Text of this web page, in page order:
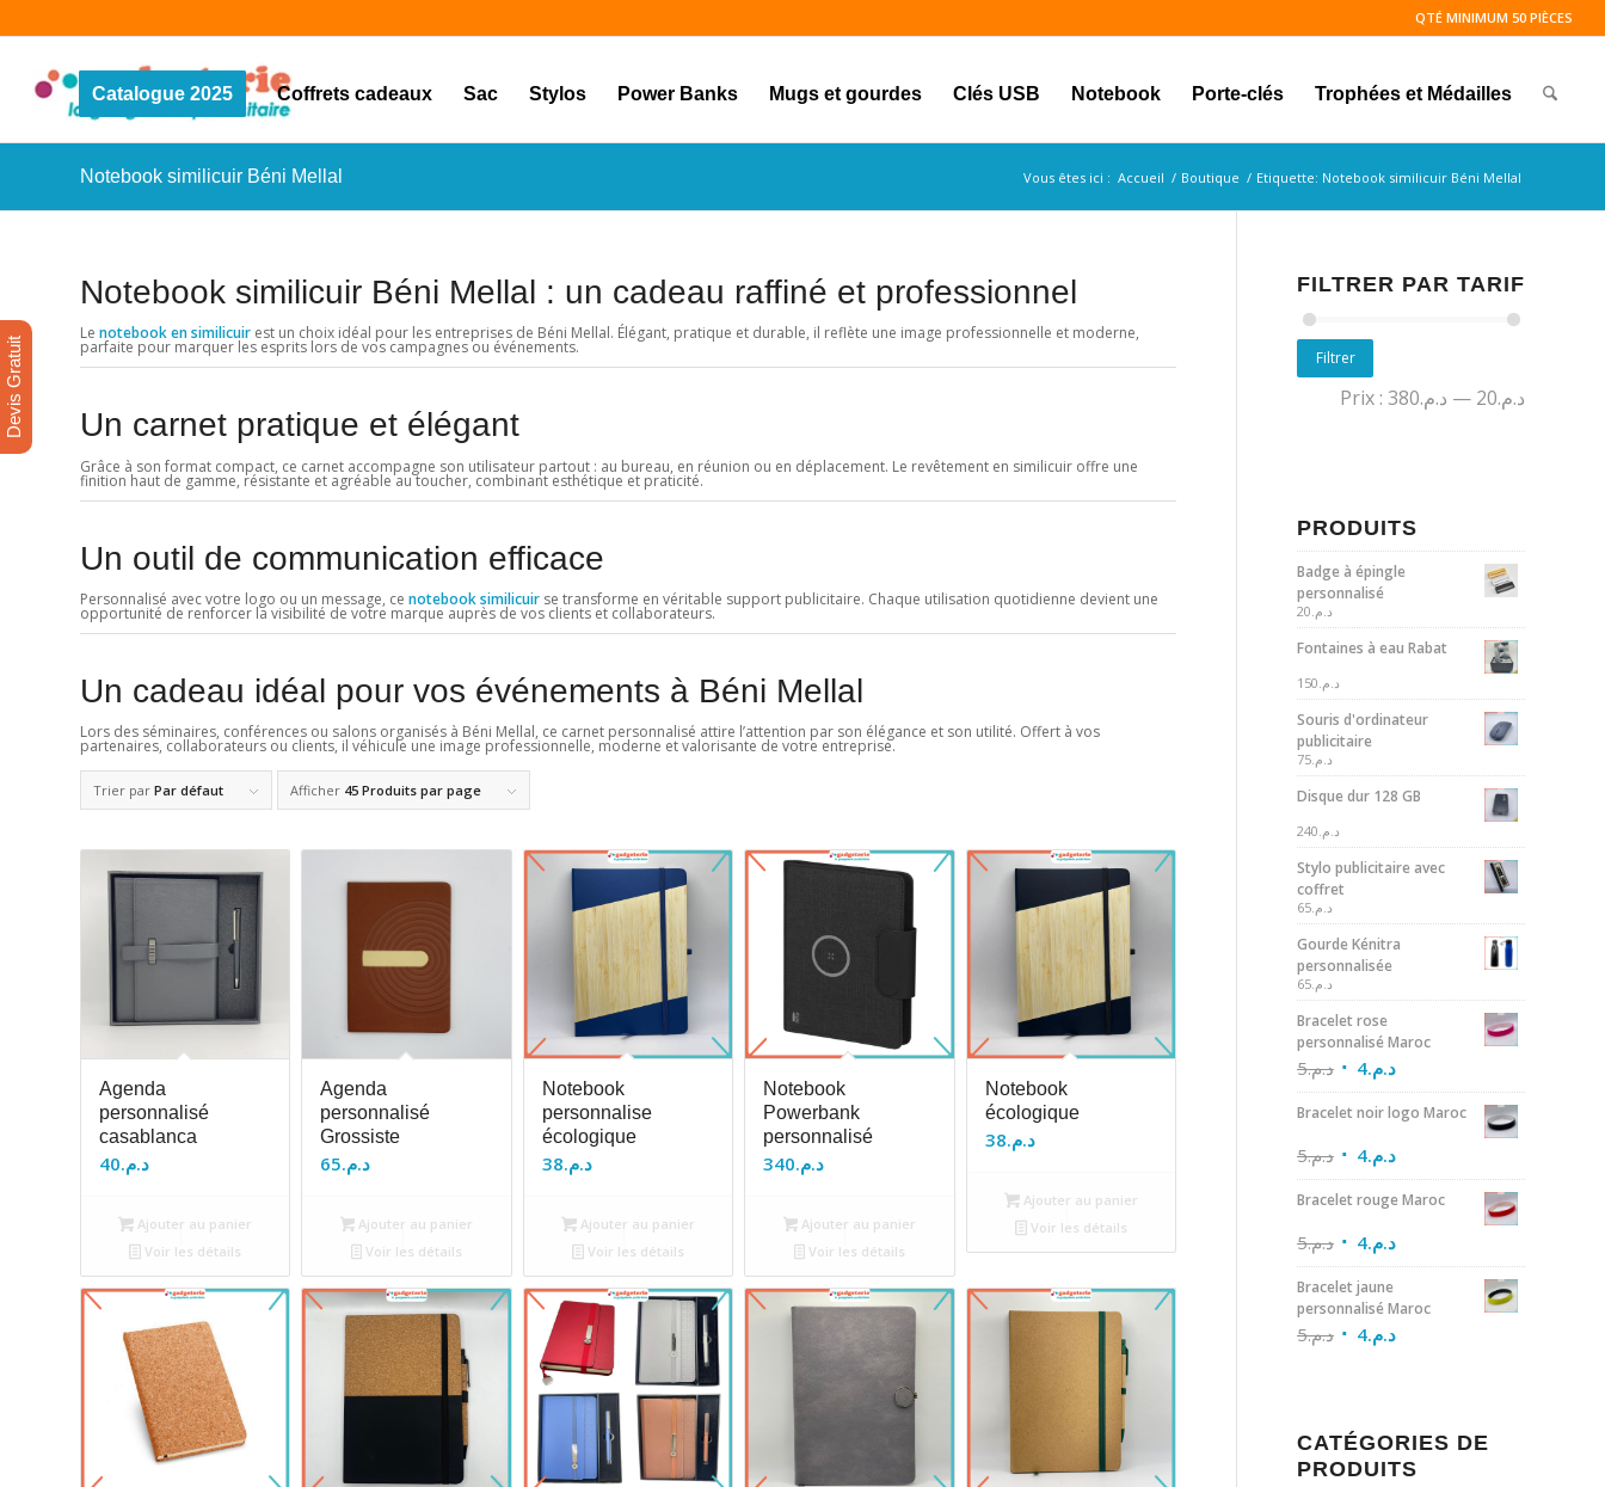
QTÉ MINIMUM 50 PIÈCES
Catalogue 2025 Coffrets cadeaux Sac Stylos Power Banks Mugs et gourdes Clés USB Notebook Porte-clés Trophées et Médailles
Notebook similicuir Béni Mellal Vous êtes ici : Accueil / Boutique / Etiquette: Notebook similicuir Béni Mellal
Notebook similicuir Béni Mellal : un cadeau raffiné et professionnel
Le notebook en similicuir est un choix idéal pour les entreprises de Béni Mellal. Élégant, pratique et durable, il reflète une image professionnelle et moderne,
parfaite pour marquer les esprits lors de vos campagnes ou événements.
Un carnet pratique et élégant
Grâce à son format compact, ce carnet accompagne son utilisateur partout : au bureau, en réunion ou en déplacement. Le revêtement en similicuir offre une
finition haut de gamme, résistante et agréable au toucher, combinant esthétique et praticité.
Un outil de communication efficace
Personnalisé avec votre logo ou un message, ce notebook similicuir se transforme en véritable support publicitaire. Chaque utilisation quotidienne devient une
opportunité de renforcer la visibilité de votre marque auprès de vos clients et collaborateurs.
Un cadeau idéal pour vos événements à Béni Mellal
Lors des séminaires, conférences ou salons organisés à Béni Mellal, ce carnet personnalisé attire l’attention par son élégance et son utilité. Offert à vos
partenaires, collaborateurs ou clients, il véhicule une image professionnelle, moderne et valorisante de votre entreprise.
Trier par Par défaut Afficher 45 Produits par page
Agenda
personnalisé
casablanca
د.م.40
Ajouter au panier
Voir les détails
Agenda
personnalisé
Grossiste
د.م.65
Ajouter au panier
Voir les détails
Notebook
personnalise
écologique
د.م.38
Ajouter au panier
Voir les détails
Notebook
Powerbank
personnalisé
د.م.340
Ajouter au panier
Voir les détails
Notebook
écologique
د.م.38
Ajouter au panier
Voir les détails
FILTRER PAR TARIF
Filtrer
Prix : د.م.20 — د.م.380
PRODUITS
Badge à épingle
personnalisé
د.م. 20
Fontaines à eau Rabat
د.م. 150
Souris d'ordinateur
publicitaire
د.م. 75
Disque dur 128 GB
د.م. 240
Stylo publicitaire avec
coffret
د.م. 65
Gourde Kénitra
personnalisée
د.م. 65
Bracelet rose
personnalisé Maroc
د.م.5 د.م.4
Bracelet noir logo Maroc
د.م.5 د.م.4
Bracelet rouge Maroc
د.م.5 د.م.4
Bracelet jaune
personnalisé Maroc
د.م.5 د.م.4
CATÉGORIES DE
PRODUITS
Devis Gratuit